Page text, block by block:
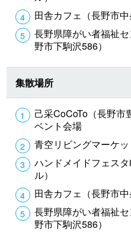
田舎カフェ（長野市中
長野県障がい者福祉
野市下駒沢586）
集散場所
己采CoCoTo（長野市
ベント会場
青空リビングマーケッ
ハンドメイドフェス
ル）
田舎カフェ（長野市中
長野県障がい者福祉
野市下駒沢586）